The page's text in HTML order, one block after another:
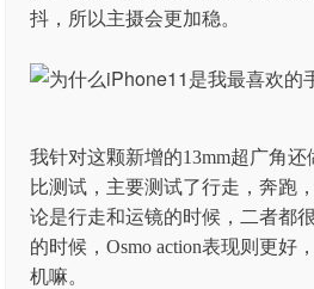
抖，所以主摄会更加稳。
我针对这颗新增的13mm超广角还
比测试，主要测试了行走，奔跑
论是行走和运镜的时候，二者都
的时候，Osmo action表现则更好
机嘛。